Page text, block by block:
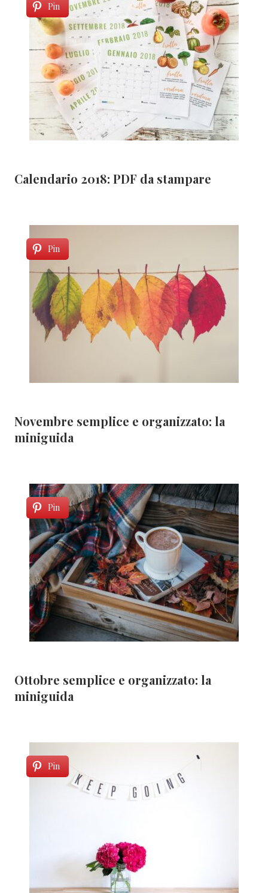
Pin
Calendario 2018: PDF da stampare
Pin
Novembre semplice e organizzato: la
miniguida
Pin
Ottobre semplice e organizzato: la
miniguida
Pin